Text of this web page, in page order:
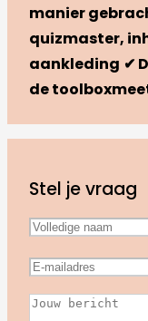
manier
quizmaster,
aankleding ✔
de
Stel je vraag